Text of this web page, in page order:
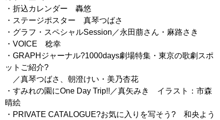
・折込カレンダー 轟悠
・ステージポスター 真琴つばさ
・グラフ・スペシャルSession／永田萠さん・麻路さき
・VOICE 稔幸
・GRAPHジャーナル?1000days劇場特集・東京の歌劇スポ
ットご紹介?
／真琴つばさ、朝澄けい・美乃杏花
・すみれの園にOne Day Trip!!／真矢みき イラスト：市森
晴絵
・PRIVATE CATALOGUE?お気に入りを写そう? 和央よう